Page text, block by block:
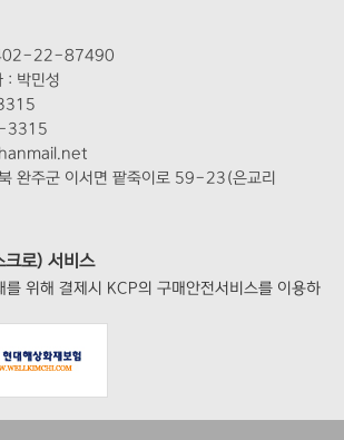
22-87490
: 박민성
3315
완주군 이서면 팥죽이로 59-23(은교리
크로) 서비스
를 위해 결제시 KCP의 구매안전서비스를 이용하